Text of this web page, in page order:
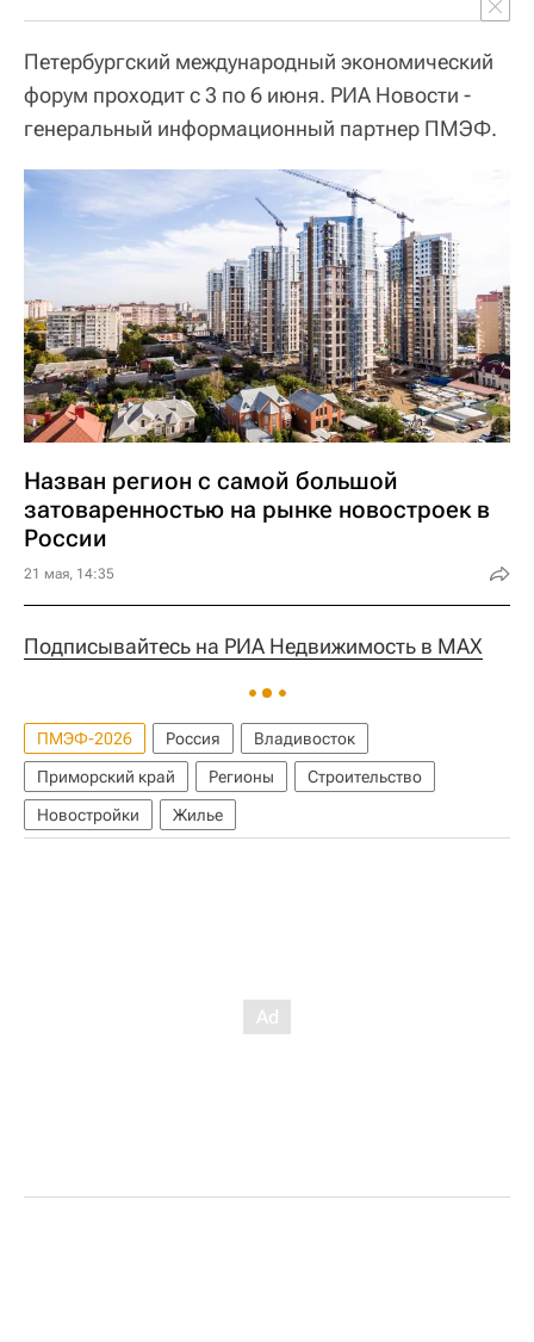
Петербургский международный экономический
форум проходит с 3 по 6 июня. РИА Новости -
генеральный информационный партнер ПМЭФ.
Назван регион с самой большой
затоваренностью на рынке новостроек в
России
21 мая, 14:35
Подписывайтесь на РИА Недвижимость в MAX
ПМЭФ-2026 Россия
Владивосток
Приморский край
Регионы
Строительство
Новостройки
Жилье